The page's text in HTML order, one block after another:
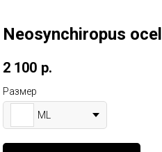
Neosynchiropus
2 100 р.
Размер
ML